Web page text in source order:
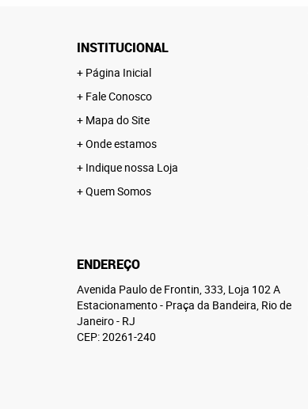
INSTITUCIONAL
Página Inicial
Fale Conosco
Mapa do Site
Onde estamos
Indique nossa Loja
Quem Somos
ENDEREÇO
Avenida Paulo de Frontin, 333, Loja 102 A
Estacionamento- Praça da Bandeira, Rio de
Janeiro- RJ
CEP: 20261-240